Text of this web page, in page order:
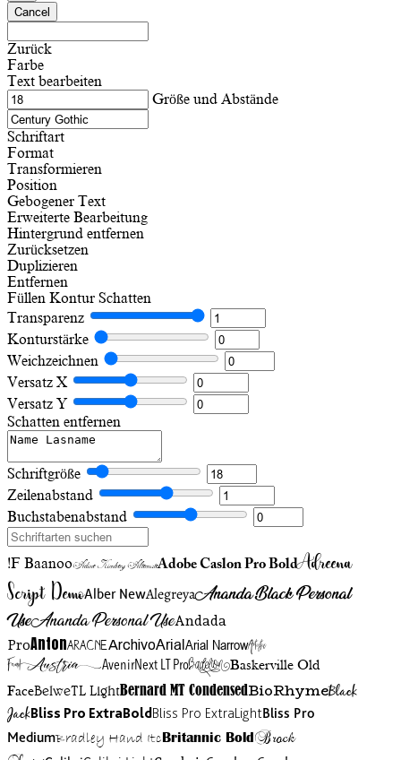
Cancel
Zurück
Farbe
Text bearbeiten
Größe und Abstände
Schriftart
Format
Transformieren
Position
Gebogener Text
Erweiterte Bearbeitung
Hintergrund entfernen
Zurücksetzen
Duplizieren
Entfernen
Füllen Kontur Schatten
Transparenz
Konturstärke
Weichzeichnen
Versatz X
Versatz Y
Schatten entfernen
Schriftgröße
Zeilenabstand
Buchstabenabstand
!F BaanooAdine Kirnberg AlternateAdobe Caslon Pro BoldAdreena
Script DemoAlber NewAlegreyaAnanda Black Personal
UseAnanda Personal UseAndada
ProAntonAracneArchivoArialArial NarrowArtistic
FriendAustriaAvenirNext LT ProBadelionBaskerville Old
FaceBelweTL LightBernard MT CondensedBioRhymeBlack
JackBliss Pro ExtraBoldBliss Pro ExtraLightBliss Pro
MediumBradley Hand Itc Britannic Bold Brock